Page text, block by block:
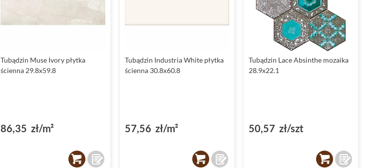
Tubądzin Muse Ivory płytka
ścienna 29.8x59.8
86,35 zł/m²
Tubądzin Industria White płytka
ścienna 30.8x60.8
57,56 zł/m²
Tubądzin Lace Absinthe mozaika
28.9x22.1
50,57 zł/szt